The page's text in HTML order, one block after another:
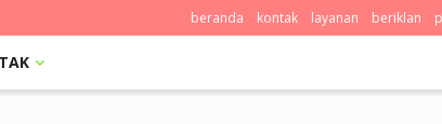
beranda kontak layanan beriklan